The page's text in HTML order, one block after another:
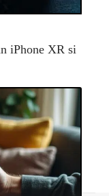
iPhone XR si